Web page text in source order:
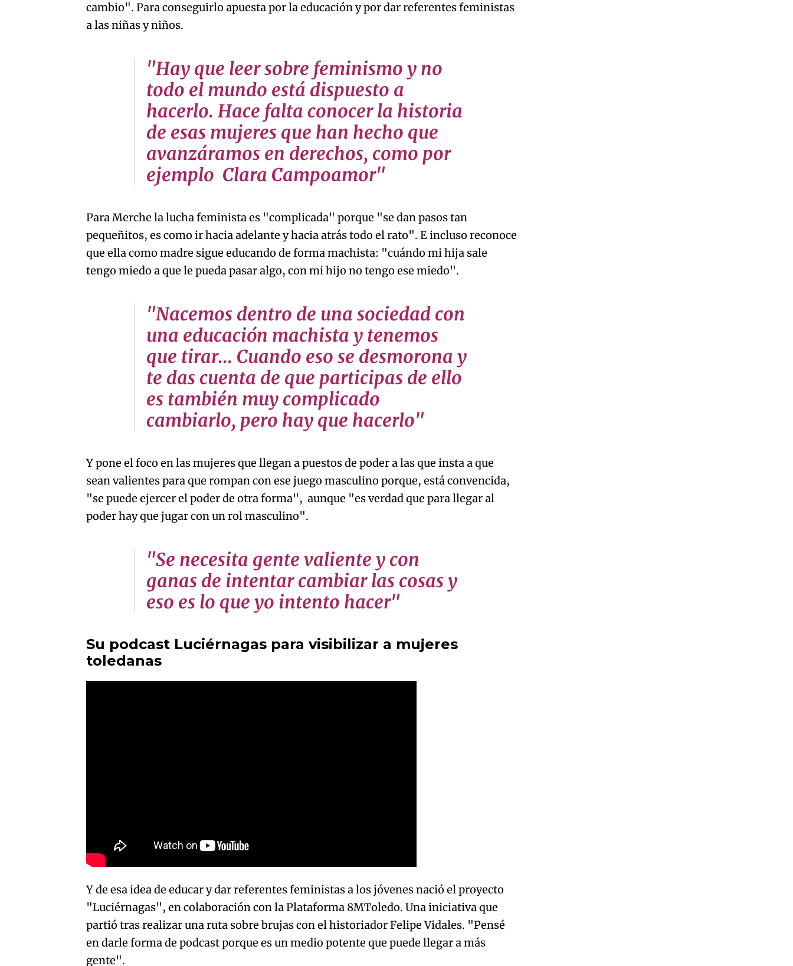
cambio". Para conseguirlo apuesta por la educación y por dar referentes feministas
a las niñas y niños.
"Hay que leer sobre feminismo y no
todo el mundo está dispuesto a
hacerlo. Hace falta conocer la historia
de esas mujeres que han hecho que
avanzáramos en derechos, como por
ejemplo Clara Campoamor"
Para Merche la lucha feminista es "complicada" porque "se dan pasos tan
pequeñitos, es como ir hacia adelante y hacia atrás todo el rato". E incluso reconoce
que ella como madre sigue educando de forma machista: "cuándo mi hija sale
tengo miedo a que le pueda pasar algo, con mi hijo no tengo ese miedo".
"Nacemos dentro de una sociedad con
una educación machista y tenemos
que tirar... Cuando eso se desmorona y
te das cuenta de que participas de ello
es también muy complicado
cambiarlo, pero hay que hacerlo"
Y pone el foco en las mujeres que llegan a puestos de poder a las que insta a que
sean valientes para que rompan con ese juego masculino porque, está convencida,
"se puede ejercer el poder de otra forma", aunque "es verdad que para llegar al
poder hay que jugar con un rol masculino".
"Se necesita gente valiente y con
ganas de intentar cambiar las cosas y
eso es lo que yo intento hacer"
Su podcast Luciérnagas para visibilizar a mujeres
toledanas
Y de esa idea de educar y dar referentes feministas a los jóvenes nació el proyecto
"Luciérnagas", en colaboración con la Plataforma 8MToledo. Una iniciativa que
partió tras realizar una ruta sobre brujas con el historiador Felipe Vidales. "Pensé
en darle forma de podcast porque es un medio potente que puede llegar a más
gente".